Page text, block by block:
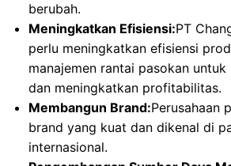
berubah.
Meningkatkan Efisiensi:PT
perlu meningkatkan efisiensi
manajemen rantai pasokan untuk
dan meningkatkan profitabilitas.
Membangun Brand:Perusahaan
brand yang kuat dan dikenal di
internasional.